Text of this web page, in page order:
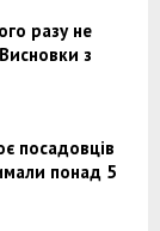
разу не
з
посадовців
понад 5